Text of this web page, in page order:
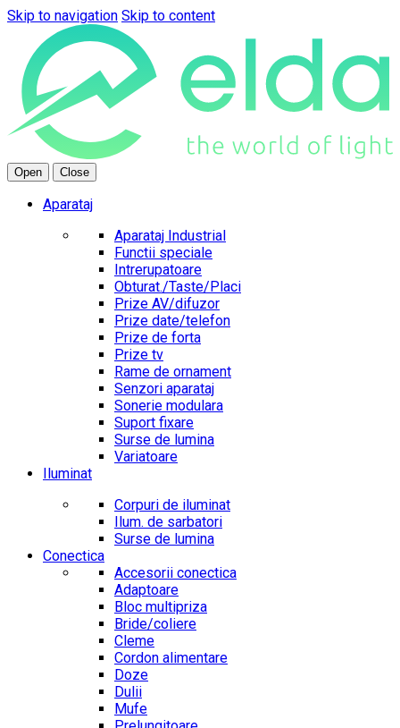
Skip to navigation Skip to content
Open Close
Aparataj
Aparataj Industrial
Functii speciale
Intrerupatoare
Obturat./Taste/Placi
Prize AV/difuzor
Prize date/telefon
Prize de forta
Prize tv
Rame de ornament
Senzori aparataj
Sonerie modulara
Suport fixare
Surse de lumina
Variatoare
Iluminat
Corpuri de iluminat
Ilum. de sarbatori
Surse de lumina
Conectica
Accesorii conectica
Adaptoare
Bloc multipriza
Bride/coliere
Cleme
Cordon alimentare
Doze
Dulii
Mufe